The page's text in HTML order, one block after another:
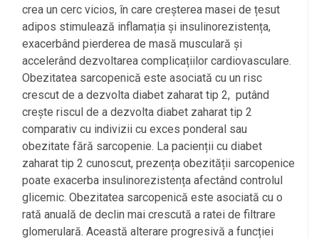
crea un cerc vicios, în care creșterea masei de țesut
adipos stimulează inflamația și insulinorezistența,
exacerbând pierderea de masă musculară și
accelerând dezvoltarea complicațiilor cardiovasculare.
Obezitatea sarcopenică este asociată cu un risc
crescut de a dezvolta diabet zaharat tip 2, putând
crește riscul de a dezvolta diabet zaharat tip 2
comparativ cu indivizii cu exces ponderal sau
obezitate fără sarcopenie. La pacienții cu diabet
zaharat tip 2 cunoscut, prezența obezității sarcopenice
poate exacerba insulinorezistența afectând controlul
glicemic. Obezitatea sarcopenică este asociată cu o
rată anuală de declin mai crescută a ratei de filtrare
glomerulară. Această alterare progresivă a funcției